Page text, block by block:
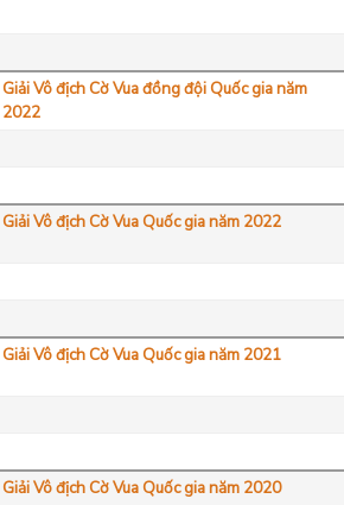
Giải Vô địch Cờ Vua đồng đội Quốc gia năm
2022
Giải Vô địch Cờ Vua Quốc gia năm 2022
Giải Vô địch Cờ Vua Quốc gia năm 2021
Giải Vô địch Cờ Vua Quốc gia năm 2020